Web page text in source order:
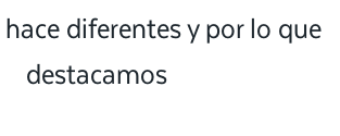
diferentes y por lo que
destacamos